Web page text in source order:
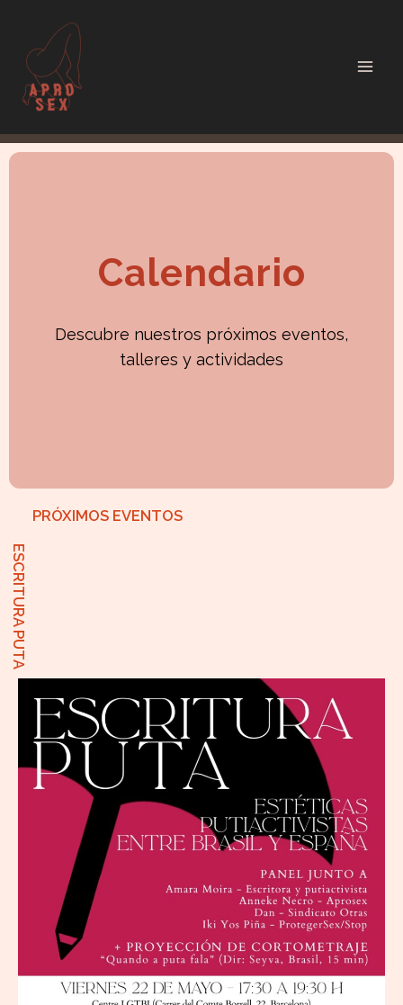
contenido
Calendario
Descubre nuestros próximos eventos,
talleres y actividades
PRÓXIMOS EVENTOS
ESCRITURA PUTA